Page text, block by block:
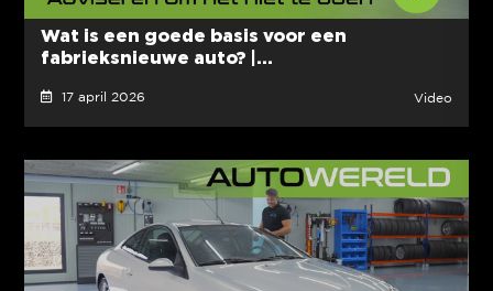
Wat is een goede basis voor een
fabrieksnieuwe auto? |...
17 april 2026 Video